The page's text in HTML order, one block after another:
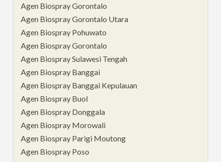
Agen Biospray Gorontalo
Agen Biospray Gorontalo Utara
Agen Biospray Pohuwato
Agen Biospray Gorontalo
Agen Biospray Sulawesi Tengah
Agen Biospray Banggai
Agen Biospray Banggai Kepulauan
Agen Biospray Buol
Agen Biospray Donggala
Agen Biospray Morowali
Agen Biospray Parigi Moutong
Agen Biospray Poso